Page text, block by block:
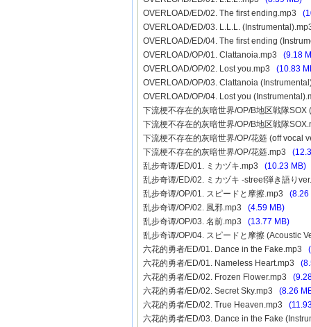
OVERLOAD/ED/02. The first ending.mp3
OVERLOAD/ED/03. L.L.L.
OVERLOAD/ED/04. The first ending
OVERLOAD/OP/01. Clattanoia.mp3 (9.18
OVERLOAD/OP/02. Lost you.mp3 (10.83
OVERLOAD/OP/03. Clattanoia
OVERLOAD/OP/04. Lost you
下流梗不存在的灰暗世界/OP/B地区戦隊
下流梗不存在的灰暗世界/OP/B地区戦隊
下流梗不存在的灰暗世界/OP/花筵 (off vocal
下流梗不存在的灰暗世界/OP/花筵.mp3
乱步奇谭/ED/01. ミカヅキ.mp3 (10.23 MB)
乱步奇谭/ED/02. ミカヅキ -street弾き語り
乱步奇谭/OP/01. スピードと摩擦.mp3 (8.26
乱步奇谭/OP/02. 風邪.mp3 (4.59 MB)
乱步奇谭/OP/03. 名前.mp3 (13.77 MB)
乱步奇谭/OP/04. スピードと摩擦 (Acoustic
六花的勇者/ED/01. Dance in the Fake.mp3
六花的勇者/ED/01. Nameless Heart.mp3
六花的勇者/ED/02. Frozen Flower.mp3
六花的勇者/ED/02. Secret Sky.mp3 (8.26
六花的勇者/ED/02. True Heaven.mp3
六花的勇者/ED/03. Dance in the Fake